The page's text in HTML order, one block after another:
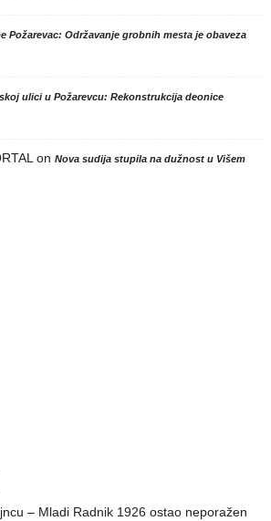
Požarevac: Održavanje grobnih mesta je obaveza
ulici u Požarevcu: Rekonstrukcija deonice
on Nova sudija stupila na dužnost u Višem
– Mladi Radnik 1926 ostao neporažen